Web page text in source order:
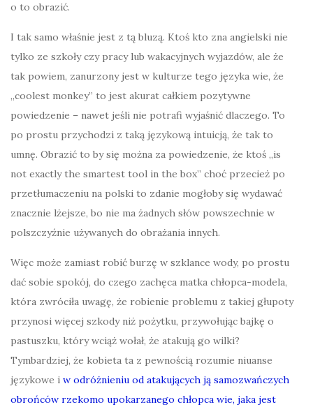
o to obrazić.
I tak samo właśnie jest z tą bluzą. Ktoś kto zna angielski nie
tylko ze szkoły czy pracy lub wakacyjnych wyjazdów, ale że
tak powiem, zanurzony jest w kulturze tego języka wie, że
„coolest monkey” to jest akurat całkiem pozytywne
powiedzenie – nawet jeśli nie potrafi wyjaśnić dlaczego. To
po prostu przychodzi z taką językową intuicją, że tak to
umnę. Obrazić to by się można za powiedzenie, że ktoś „is
not exactly the smartest tool in the box” choć przecież po
przetłumaczeniu na polski to zdanie mogłoby się wydawać
znacznie lżejsze, bo nie ma żadnych słów powszechnie w
polszczyźnie używanych do obrażania innych.
Więc może zamiast robić burzę w szklance wody, po prostu
dać sobie spokój, do czego zachęca matka chłopca-modela,
która zwróciła uwagę, że robienie problemu z takiej głupoty
przynosi więcej szkody niż pożytku, przywołując bajkę o
pastuszku, który wciąż wołał, że atakują go wilki?
Tymbardziej, że kobieta ta z pewnością rozumie niuanse
językowe i w odróżnieniu od atakujących ją samozwańczych
obrońców rzekomo upokarzanego chłopca wie, jaka jest